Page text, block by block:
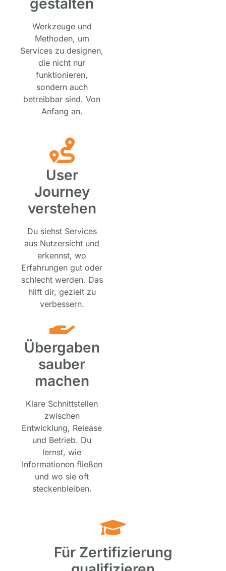
gestalten
Werkzeuge und
Methoden, um
Services zu designen,
die nicht nur
funktionieren,
sondern auch
betreibbar sind. Von
Anfang an.
User
Journey
verstehen
Du siehst Services
aus Nutzersicht und
erkennst, wo
Erfahrungen gut oder
schlecht werden. Das
hilft dir, gezielt zu
verbessern.
Übergaben
sauber
machen
Klare Schnittstellen
zwischen
Entwicklung, Release
und Betrieb. Du
lernst, wie
Informationen fließen
und wo sie oft
steckenbleiben.
Für Zertifizierung